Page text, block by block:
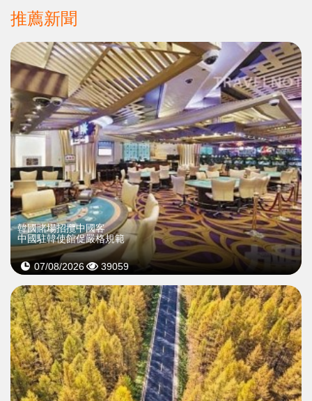
推薦新聞
韓國賭場招攬中國客
中國駐韓使館促嚴格規範
07/08/2026 39059